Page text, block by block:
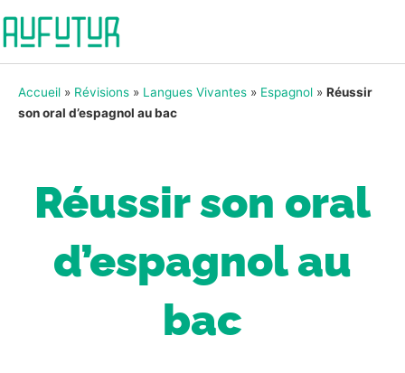
Accueil » Révisions » Langues Vivantes » Espagnol » Réussir
son oral d’espagnol au bac
Réussir son oral
d’espagnol au
bac